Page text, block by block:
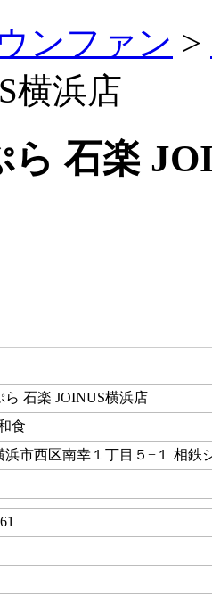
ンファン >
横浜店
ら 石楽
ら 石楽 JOINUS横浜店
食
浜市西区南幸１丁目５−１ 相鉄